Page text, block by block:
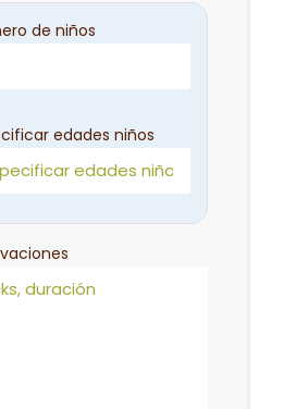
de niños
edades niños